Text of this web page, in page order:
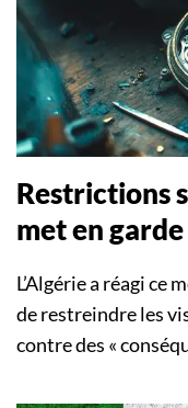
Restrictions
met en
L’Algérie a réagi ce
de restreindre les
contre des «